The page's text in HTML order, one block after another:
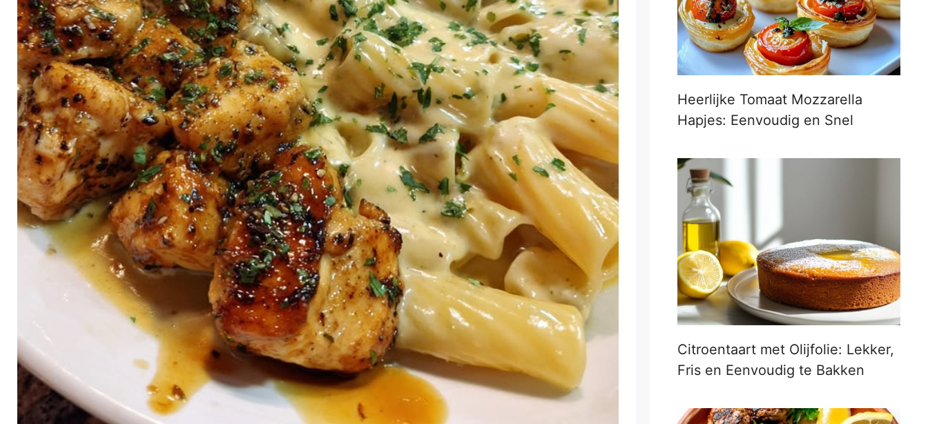
Heerlijke Tomaat Mozzarella
Hapjes: Eenvoudig en Snel
Citroentaart met Olijfolie: Lekker,
Fris en Eenvoudig te Bakken